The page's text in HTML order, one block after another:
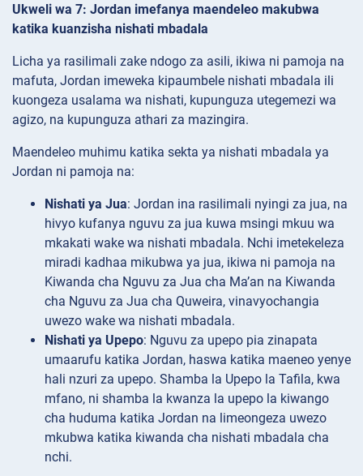
Ukweli wa 7: Jordan imefanya maendeleo makubwa
katika kuanzisha nishati mbadala
Licha ya rasilimali zake ndogo za asili, ikiwa ni pamoja na
mafuta, Jordan imeweka kipaumbele nishati mbadala ili
kuongeza usalama wa nishati, kupunguza utegemezi wa
agizo, na kupunguza athari za mazingira.
Maendeleo muhimu katika sekta ya nishati mbadala ya
Jordan ni pamoja na:
Nishati ya Jua: Jordan ina rasilimali nyingi za jua, na
hivyo kufanya nguvu za jua kuwa msingi mkuu wa
mkakati wake wa nishati mbadala. Nchi imetekeleza
miradi kadhaa mikubwa ya jua, ikiwa ni pamoja na
Kiwanda cha Nguvu za Jua cha Ma’an na Kiwanda
cha Nguvu za Jua cha Quweira, vinavyochangia
uwezo wake wa nishati mbadala.
Nishati ya Upepo: Nguvu za upepo pia zinapata
umaarufu katika Jordan, haswa katika maeneo yenye
hali nzuri za upepo. Shamba la Upepo la Tafila, kwa
mfano, ni shamba la kwanza la upepo la kiwango
cha huduma katika Jordan na limeongeza uwezo
mkubwa katika kiwanda cha nishati mbadala cha
nchi.